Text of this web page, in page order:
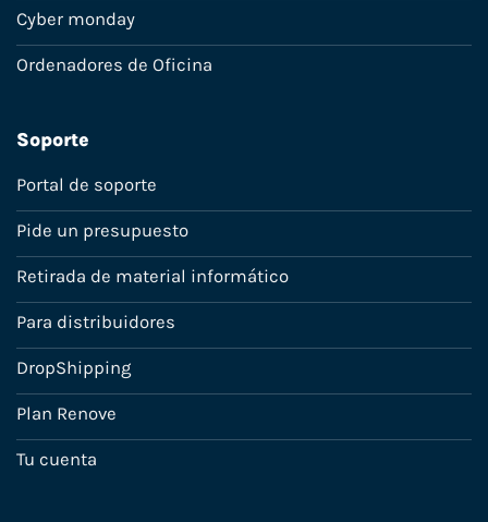
Cyber monday
Ordenadores de Oficina
Soporte
Portal de soporte
Pide un presupuesto
Retirada de material informático
Para distribuidores
DropShipping
Plan Renove
Tu cuenta